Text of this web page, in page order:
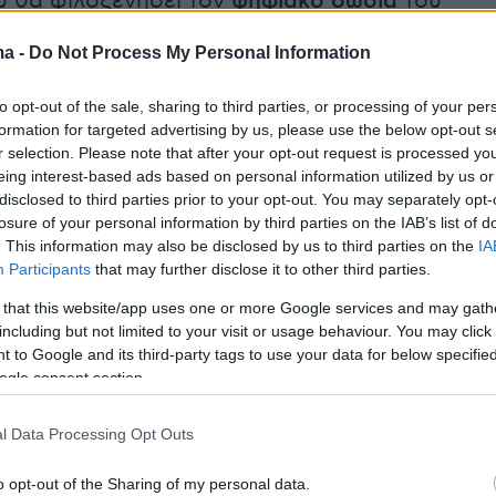
- Do Not Process My Personal Information
opt-out of the sale, sharing to third parties, or processing of your
for targeted advertising by us, please use the below opt-out
selection. Please note that after your opt-out request is processed
interest-based ads based on personal information utilized by us
to third parties prior to your opt-out. You may separately
of your personal information by third parties on the IAB’s list of
This information may also be disclosed by us to third parties on the
Participants that may further disclose it to other third parties.
that this website/app uses one or more Google services and may
but not limited to your visit or usage behaviour. You may
to Google and its third-party tags to use your data for below
consent section.
Data Processing Opt Outs
opt-out of the Sharing of my personal data.
ευκαιρία να ψηλαφήσουν -εικονικά
λεπτομέρεια του κειμηλίου, όπως το
ακάνθινο στεφάνι, τα σημάδια της